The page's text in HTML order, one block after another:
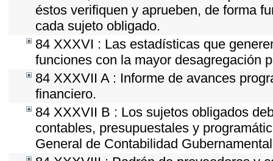
éstos verifiquen y aprueben, de forma
cada sujeto obligado.
84 XXXVI : Las estadísticas que
funciones con la mayor desagregación
84 XXXVII A : Informe de avances
financiero.
84 XXXVII B : Los sujetos obligados
contables, presupuestales y
General de Contabilidad